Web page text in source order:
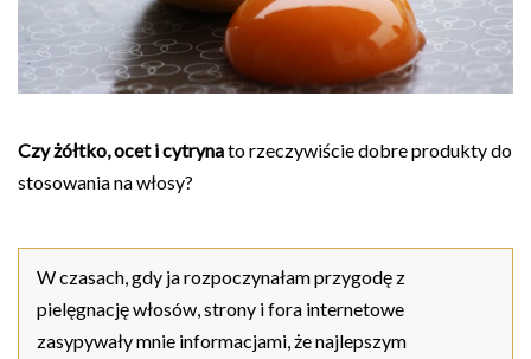
Czy żółtko, ocet i cytrynato rzeczywiście dobre produkty do
stosowania na włosy?
W czasach, gdy ja rozpoczynałam przygodę z
pielęgnację włosów, strony i fora internetowe
zasypywały mnie informacjami, że najlepszym